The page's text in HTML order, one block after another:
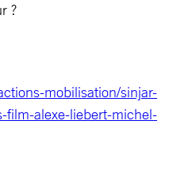
?
mobilisation/sinjar-
film-alexe-liebert-michel-